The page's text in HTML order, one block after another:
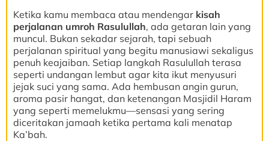
Ketika kamu membaca atau mendengar kisah
perjalanan umroh Rasulullah, ada getaran lain yang
muncul. Bukan sekadar sejarah, tapi sebuah
perjalanan spiritual yang begitu manusiawi sekaligus
penuh keajaiban. Setiap langkah Rasulullah terasa
seperti undangan lembut agar kita ikut menyusuri
jejak suci yang sama. Ada hembusan angin gurun,
aroma pasir hangat, dan ketenangan Masjidil Haram
yang seperti memelukmu—sensasi yang sering
diceritakan jamaah ketika pertama kali menatap
Ka’bah.